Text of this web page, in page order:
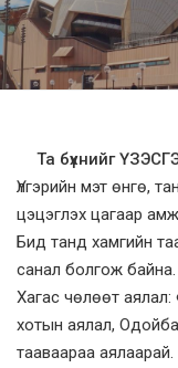
Та бүхнийг
Үлгэрийн мэт өнгө,
цэцэглэх цагаар
Бид танд хамгийн
санал болгож байна.
Хагас чөлөөт
хотын аялал, Одойба
тааваараа аялаарай.